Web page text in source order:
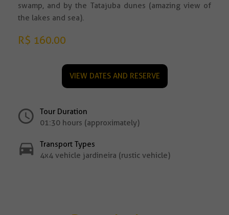
swamp, and by the Tatajuba dunes (amazing view of
the lakes and sea).
R$ 160.00
VIEW DATES AND RESERVE
Tour Duration
01:30 hours (approximately)
Transport Types
4x4 vehicle jardineira (rustic vehicle)